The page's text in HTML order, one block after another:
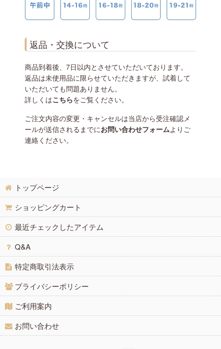
返品・交換について
商品到着後、7日以内とさせていただいております。
返品は未使用品に限らせていただきますが、試着して
いただいても問題ありません。
詳しくはこちらをご覧ください。
ご注文内容の変更・キャンセルは当店から受注確認メ
ールが送信されるまでにお問い合わせフォームよりご
連絡ください。
トップページ
ショッピングカート
最近チェックしたアイテム
Q&A
特定商取引法表示
プライバシーポリシー
ご利用案内
お問い合わせ